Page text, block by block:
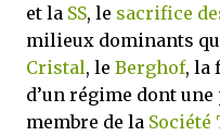
et la SS, le sacrifice
milieux dominants
Cristal, le Berghof, la
d’un régime dont
membre de la Société